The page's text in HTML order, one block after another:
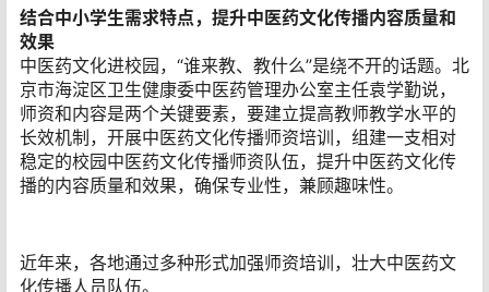
结合中小学生需求特点，提升中医药文化传播内容质量和
效果
中医药文化进校园，“谁来教、教什么”是绕不开的话题。北
京市海淀区卫生健康委中医药管理办公室主任袁学勤说，
师资和内容是两个关键要素，要建立提高教师教学水平的
长效机制，开展中医药文化传播师资培训，组建一支相对
稳定的校园中医药文化传播师资队伍，提升中医药文化传
播的内容质量和效果，确保专业性，兼顾趣味性。
近年来，各地通过多种形式加强师资培训，壮大中医药文
化传播人员队伍。